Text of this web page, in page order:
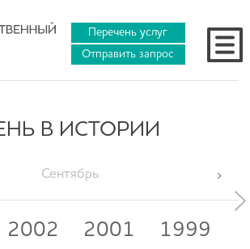
Перечень услуг
Отправить запрос
В ИСТОРИИ
Сентябрь
2002 2001 1999